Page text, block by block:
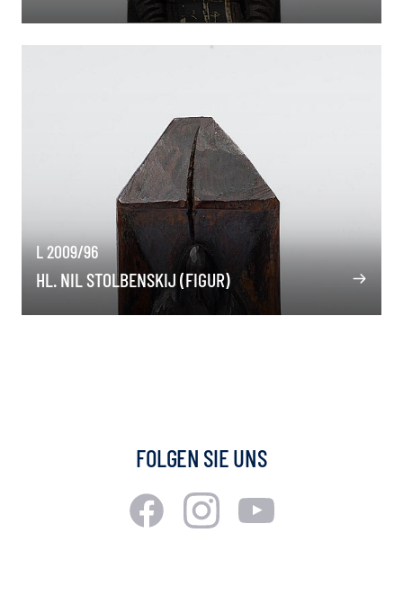
L 2009/96
HL. NIL STOLBENSKIJ (FIGUR)
FOLGEN SIE UNS